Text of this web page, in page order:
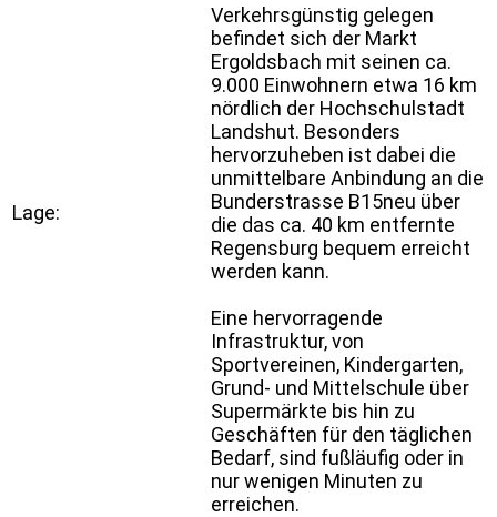
Lage:
Verkehrsgünstig gelegen
befindet sich der Markt
Ergoldsbach mit seinen ca.
9.000 Einwohnern etwa 16 km
nördlich der Hochschulstadt
Landshut. Besonders
hervorzuheben ist dabei die
unmittelbare Anbindung an die
Bunderstrasse B15neu über
die das ca. 40 km entfernte
Regensburg bequem erreicht
werden kann.
Eine hervorragende
Infrastruktur, von
Sportvereinen, Kindergarten,
Grund- und Mittelschule über
Supermärkte bis hin zu
Geschäften für den täglichen
Bedarf, sind fußläufig oder in
nur wenigen Minuten zu
erreichen.